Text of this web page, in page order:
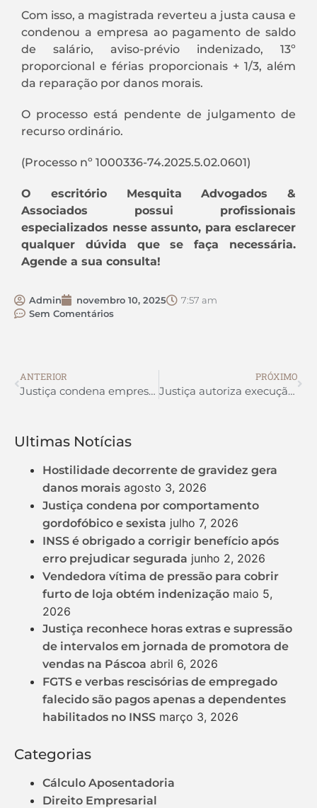
Com isso, a magistrada reverteu a justa causa e
condenou a empresa ao pagamento de saldo
de salário, aviso-prévio indenizado, 13º
proporcional e férias proporcionais + 1/3, além
da reparação por danos morais.
O processo está pendente de julgamento de
recurso ordinário.
(Processo nº 1000336-74.2025.5.02.0601)
O escritório Mesquita Advogados &
Associados possui profissionais
especializados nesse assunto, para esclarecer
qualquer dúvida que se faça necessária.
Agende a sua consulta!
Admin novembro 10, 2025
7:57 am
Sem Comentários
ANTERIOR
Justiça condena empresa por recusa de atestado médico particular
PRÓXIMO
Justiça autoriza execução em face de cônjuge do devedor
Ultimas Notícias
Hostilidade decorrente de gravidez gera
danos morais agosto 3, 2026
Justiça condena por comportamento
gordofóbico e sexista julho 7, 2026
INSS é obrigado a corrigir benefício após
erro prejudicar segurada junho 2, 2026
Vendedora vítima de pressão para cobrir
furto de loja obtém indenização maio 5,
2026
Justiça reconhece horas extras e supressão
de intervalos em jornada de promotora de
vendas na Páscoa abril 6, 2026
FGTS e verbas rescisórias de empregado
falecido são pagos apenas a dependentes
habilitados no INSS março 3, 2026
Categorias
Cálculo Aposentadoria
Direito Empresarial